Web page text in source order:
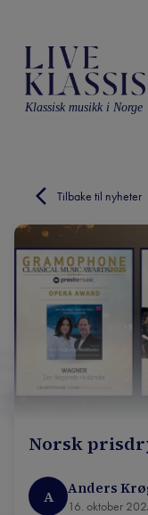
Klassisk musikk i Norge
Tilbake til nyheter
Norsk
A Anders
16. oktober